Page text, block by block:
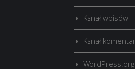
Kanał wpisów
Kanał
WordPress.org